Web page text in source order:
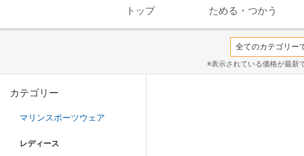
トップ ためる・つかう
※表示されている価格が最新
カテゴリー
マリンスポーツウェア
レディース